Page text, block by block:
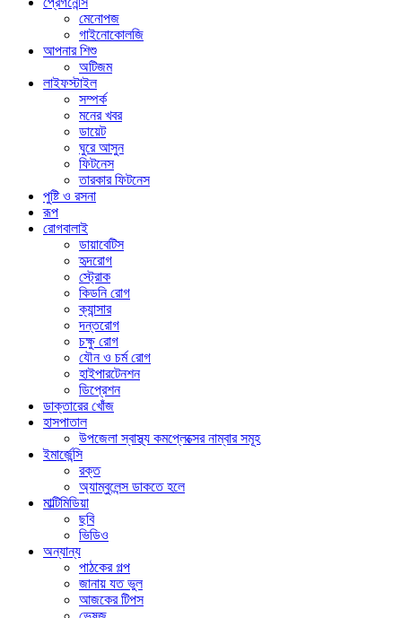
মেনোপজ
গাইনোকোলজি
আপনার শিশু
অটিজম
লাইফস্টাইল
সম্পর্ক
মনের খবর
ডায়েট
ঘুরে আসুন
ফিটনেস
তারকার ফিটনেস
পুষ্টি ও রসনা
রূপ
রোগবালাই
ডায়াবেটিস
হৃদরোগ
স্ট্রোক
কিডনি রোগ
ক্যান্সার
দন্তরোগ
চক্ষু রোগ
যৌন ও চর্ম রোগ
হাইপারটেনশন
ডিপ্রেশন
ডাক্তারের খোঁজ
হাসপাতাল
উপজেলা স্বাস্থ্য কমপ্লেক্সের নাম্বার সমূহ
ইমার্জেন্সি
রক্ত
অ্যাম্বুলেন্স ডাকতে হলে
মাল্টিমিডিয়া
ছবি
ভিডিও
অন্যান্য
পাঠকের গল্প
জানায় যত ভুল
আজকের টিপস